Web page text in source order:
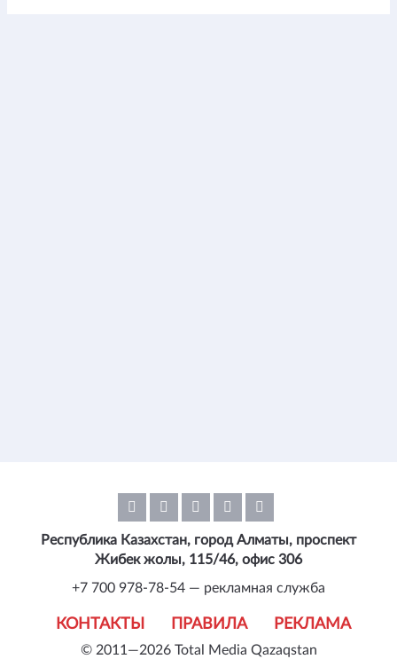
© 2011—2026 Total Media Qazaqstan
КОНТАКТЫ ПРАВИЛА РЕКЛАМА
Республика Казахстан, город Алматы, проспект
Жибек жолы, 115/46, офис 306
+7 700 978-78-54 — рекламная служба